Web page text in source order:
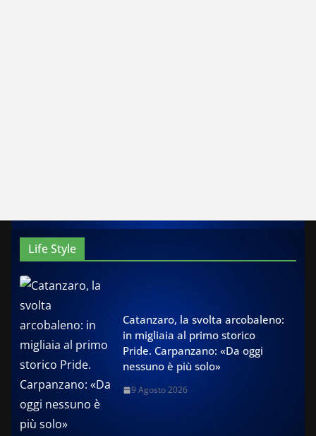
Life Style
Catanzaro, la svolta arcobaleno:
in migliaia al primo storico
Pride. Carpanzano: «Da oggi
nessuno è più solo»
9 Agosto 2026